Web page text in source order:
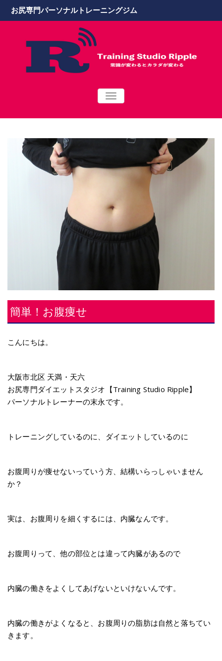
お尻専門パーソナルトレーニングジム
TOGGLE
NAVIGATION
簡単！お腹痩せ
こんにちは。
大阪市北区 天満・天六
お尻専門ダイエットスタジオ【Training Studio Ripple】
パーソナルトレーナーの末永です。
トレーニングしているのに、ダイエットしているのに
お腹周りが痩せないっていう方、結構いらっしゃいません
か？
実は、お腹周りを細くするには、内臓なんです。
お腹周りって、他の部位とは違って内臓があるので
内臓の働きをよくしてあげないといけないんです。
内臓の働きがよくなると、お腹周りの脂肪は自然と落ちてい
きます。